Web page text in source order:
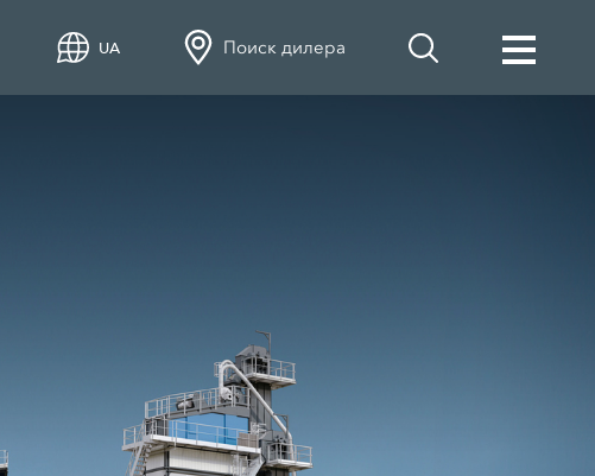
UA Поиск дилера